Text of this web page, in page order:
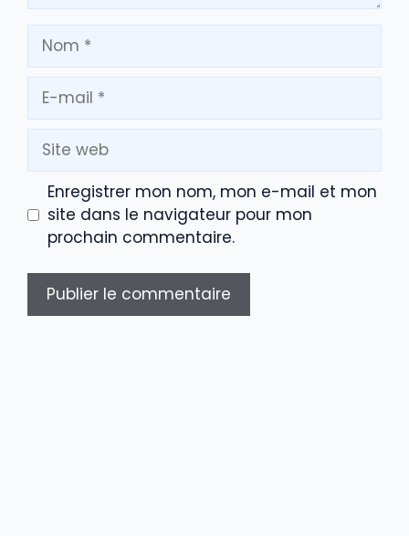
Nom
mail
Site
web
Enregistrer mon nom, mon e-mail et mon
site dans le navigateur pour mon
prochain commentaire.